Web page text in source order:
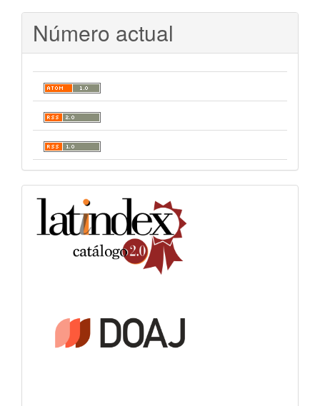
Número actual
indexacion